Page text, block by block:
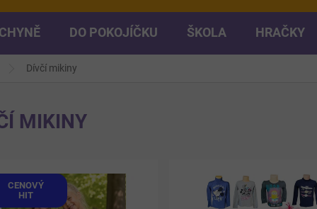
DO POKOJÍČKU ŠKOLA HRAČKY
Dívčí mikiny
MIKINY
CENOVÝ
HIT